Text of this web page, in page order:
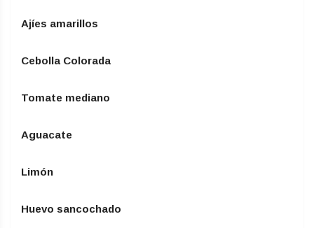
Ajíes amarillos
Cebolla Colorada
Tomate mediano
Aguacate
Limón
Huevo sancochado